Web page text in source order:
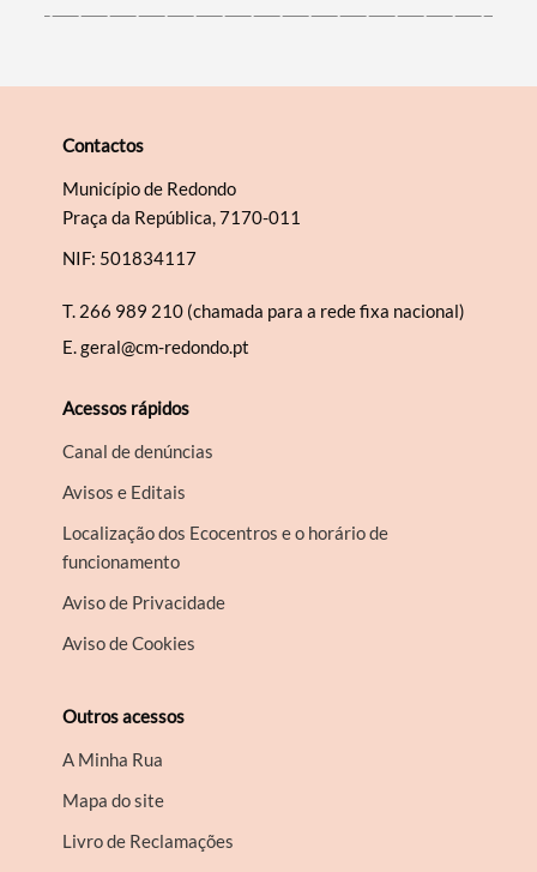
Contactos
Município de Redondo
Praça da República, 7170-011
NIF: 501834117
T. 266 989 210 (chamada para a rede fixa nacional)
E.geral@cm-redondo.pt
Acessos rápidos
Canal de denúncias
Avisos e Editais
Localização dos Ecocentros e o horário de
funcionamento
Aviso de Privacidade
Aviso de Cookies
Outros acessos
A Minha Rua
Mapa do site
Livro de Reclamações